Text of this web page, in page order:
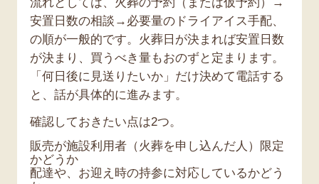
安置日数の相談→必要量のドライアイス手配、
の順が一般的です。火葬日が決まれば安置日数
が決まり、買うべき量もおのずと定まります。
「何日後に見送りたいか」だけ決めて電話する
と、話が具体的に進みます。
確認しておきたい点は2つ。
販売が施設利用者（火葬を申し込んだ人）限定
かどうか
配達や、お迎え時の持参に対応しているかどう